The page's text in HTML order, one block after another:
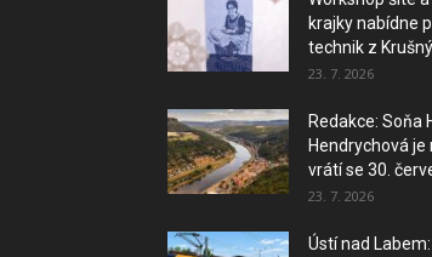
krajky nabídne
technik z
23. 7. 2026
Redakce: Soňa
Hendrychová je
vrátí se 30.
23. 7. 2026
Ústí nad